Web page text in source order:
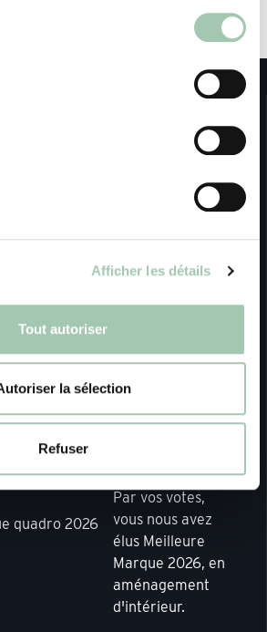
Afficher les détails
Tout autoriser
la sélection
Refuser
dans les métiers de la menuiserie et
plus près des évolutions de l'habitat,
Par vos votes,
vous nous avez
élus Meilleure
Marque 2026, en
aménagement
d'intérieur.